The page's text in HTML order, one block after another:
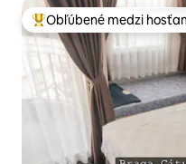
Najobľúbenejšie medzi
Obľúbené medzi